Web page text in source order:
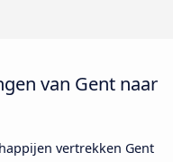
van Gent naar
vertrekken Gent